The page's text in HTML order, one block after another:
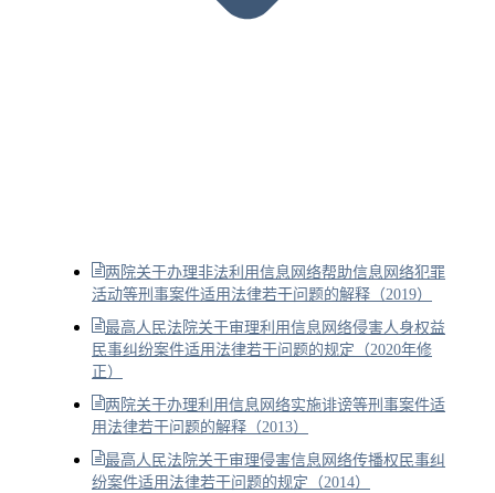
两院关于办理非法利用信息网络帮助信息网络犯罪
活动等刑事案件适用法律若干问题的解释（2019）
最高人民法院关于审理利用信息网络侵害人身权益
民事纠纷案件适用法律若干问题的规定（2020年修
正）
两院关于办理利用信息网络实施诽谤等刑事案件适
用法律若干问题的解释（2013）
最高人民法院关于审理侵害信息网络传播权民事纠
纷案件适用法律若干问题的规定（2014）